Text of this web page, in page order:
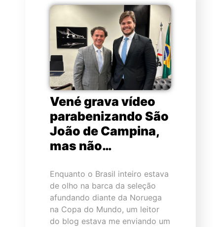
Vené grava vídeo
parabenizando São
João de Campina,
mas não…
Enquanto o Brasil inteiro estava
de olho na barca da seleção
afundando diante da Noruega
na Copa do Mundo, um leitor
do blog estava me enviando um